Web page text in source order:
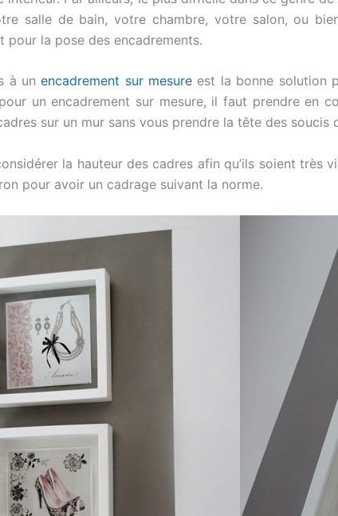
salle de bain, votre chambre, votre salon, ou
pour la pose des encadrements.
à unencadrement sur mesure est la bonne solution
un encadrement sur mesure, il faut prendre
sur un mur sans vous prendre la tête des soucis
la hauteur des cadres afin qu’ils soient
pour avoir un cadrage suivant la norme.